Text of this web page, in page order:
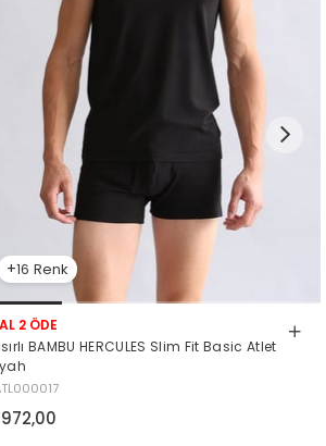
16
2 ÖDE
BAMBU HERCULES Slim Fit Basic Atlet